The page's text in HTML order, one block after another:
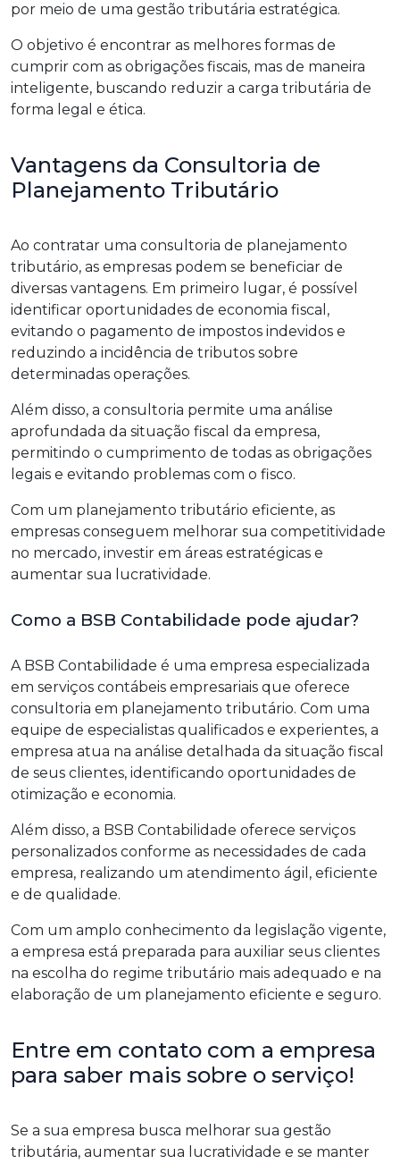
por meio de uma gestão tributária estratégica.
O objetivo é encontrar as melhores formas de
cumprir com as obrigações fiscais, mas de maneira
inteligente, buscando reduzir a carga tributária de
forma legal e ética.
Vantagens da Consultoria de
Planejamento Tributário
Ao contratar uma consultoria de planejamento
tributário, as empresas podem se beneficiar de
diversas vantagens. Em primeiro lugar, é possível
identificar oportunidades de economia fiscal,
evitando o pagamento de impostos indevidos e
reduzindo a incidência de tributos sobre
determinadas operações.
Além disso, a consultoria permite uma análise
aprofundada da situação fiscal da empresa,
permitindo o cumprimento de todas as obrigações
legais e evitando problemas com o fisco.
Com um planejamento tributário eficiente, as
empresas conseguem melhorar sua competitividade
no mercado, investir em áreas estratégicas e
aumentar sua lucratividade.
Como a BSB Contabilidade pode ajudar?
A BSB Contabilidade é uma empresa especializada
em serviços contábeis empresariais que oferece
consultoria em planejamento tributário. Com uma
equipe de especialistas qualificados e experientes, a
empresa atua na análise detalhada da situação fiscal
de seus clientes, identificando oportunidades de
otimização e economia.
Além disso, a BSB Contabilidade oferece serviços
personalizados conforme as necessidades de cada
empresa, realizando um atendimento ágil, eficiente
e de qualidade.
Com um amplo conhecimento da legislação vigente,
a empresa está preparada para auxiliar seus clientes
na escolha do regime tributário mais adequado e na
elaboração de um planejamento eficiente e seguro.
Entre em contato com a empresa
para saber mais sobre o serviço!
Se a sua empresa busca melhorar sua gestão
tributária, aumentar sua lucratividade e se manter